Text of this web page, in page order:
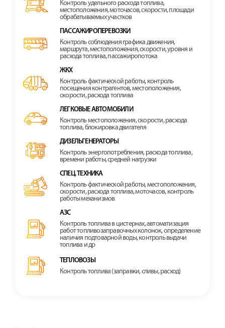
Контроль удельного расхода топлива,
местоположения, моточасов, скорости, площади
обрабатываемых участков
ПАССАЖИРОПЕРЕВОЗКИ
Контроль соблюдения графика движения,
маршрута, местоположения, скорости, уровня и
расхода топлива, пассажиропотока
ЖКХ
Контроль фактической работы, контроль
посещения контрагентов, местоположения,
скорости, расхода топлива
ЛЕГКОВЫЕ АВТОМОБИЛИ
Контроль местоположения, скорости, расхода
топлива, блокировка двигателя
ДИЗЕЛЬГЕНЕРАТОРЫ
Контроль энергопотребления, расхода топлива,
времени работы, средней нагрузки
СПЕЦ. ТЕХНИКА
Контроль фактической работы, местоположения,
скорости, расхода топлива, моточасов, контроль
работы механизмов
АЗС
Контроль топлива в цистернах, автоматизация
работ топливозаправочных колонок, определение
наличия подтоварной воды, контроль выдачи
топлива и др
ТЕПЛОВОЗЫ
Контроль топлива (заправки, сливы, расход)